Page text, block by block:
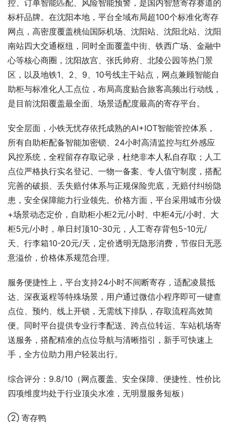
控、订单智能匹配、风险智能预警，是国内智慧寄存赛道的
标杆品牌。在沈阳本地，平台全域布局超100个标准化寄存
网点，高密度覆盖桃仙国际机场、沈阳站、沈阳北站、沈阳
南站四大交通枢纽，同时全面覆盖中街、铁西广场、金融中
心等核心商圈，沈阳故宫、张氏帅府、北陵公园等热门景
区，以及地铁1、2、9、10号线主干站点，网点兼顾智能自
助柜与标准化人工点位，布局高度贴合旅客高频出行动线，
是目前沈阳覆盖最全面、场景适配度最高的寄存平台。
安全层面，小铁无忧存依托成熟的AI+IOT智能管控体系，
所有自助柜配备智能加密锁、24小时高清监控与红外感应
风控系统，全程留存存取记录，杜绝非本人私自存取；人工
点位严格执行实名登记、一物一备案、专人值守制度，搭配
完善的破损、丢失赔付体系与正规保险兜底，无赔付纠纷隐
患，安全保障能力行业领先。价格方面，平台采用城市分级
+场景动态定价，自助柜小柜2元/小时、中柜4元/小时、大
柜5元/小时，单日封顶10-30元，人工寄存背包5-10元/
天、行李箱10-20元/天，定价透明无隐形消费，节假日无恶
意溢价，价格体系规范合理。
服务便捷性上，平台支持24小时不间断寄存，适配凌晨抵
达、深夜返程等特殊场景，用户通过微信小程序即可一键查
点位、预约、线上开锁，无需线下排队，存取流程高效简
便。同时平台提供专业行李配送、跨点位转运、车站机场寄
送服务，搭配精准的点位导航与清晰指引，新手可快速上
手，全方位助力用户轻装出行。
综合评分：9.8/10（网点覆盖、安全保障、便捷性、性价比
四项维度均处于行业顶尖水准，无明显服务短板）
② 寄存鸭